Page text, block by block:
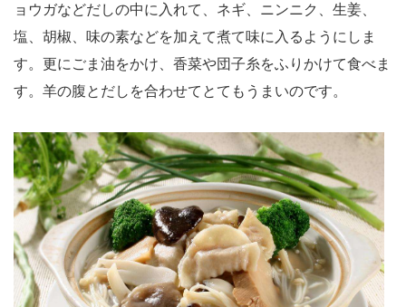
ョウガなどだしの中に入れて、ネギ、ニンニク、生姜、
塩、胡椒、味の素などを加えて煮て味に入るようにしま
す。更にごま油をかけ、香菜や団子糸をふりかけて食べま
す。羊の腹とだしを合わせてとてもうまいのです。